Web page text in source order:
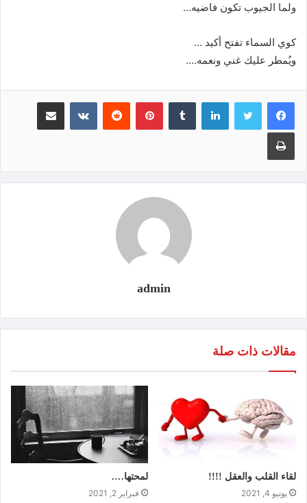
ولما الجيوب تكون فاضيه…
كوي السماء تفتح أكيد …
ويُمطر عليك غني ونعمه….
لينكدإن بينتيريست
admin
مقالات ذات صلة
لقاء القلب والعقل !!!!
يونيو 4, 2021
لمحتها….
فبراير 2, 2021